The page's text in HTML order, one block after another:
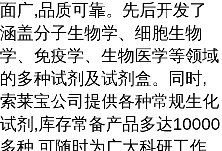
面广,品质可靠。先后开发了
涵盖分子生物学、细胞生物
学、免疫学、生物医学等领域
的多种试剂及试剂盒。同时,
索莱宝公司提供各种常规生化
试剂,库存常备产品多达10000
多种,可随时为广大科研工作